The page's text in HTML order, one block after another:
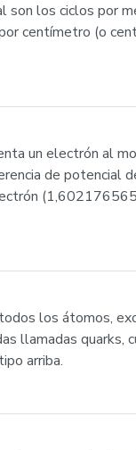
son los ciclos por
centímetro (o
un electrón al
de potencial
los átomos,
llamadas quarks,
arriba.